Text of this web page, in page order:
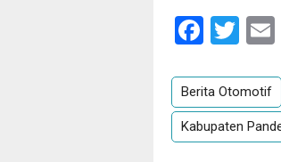
Berita Otomotif
Kabupaten